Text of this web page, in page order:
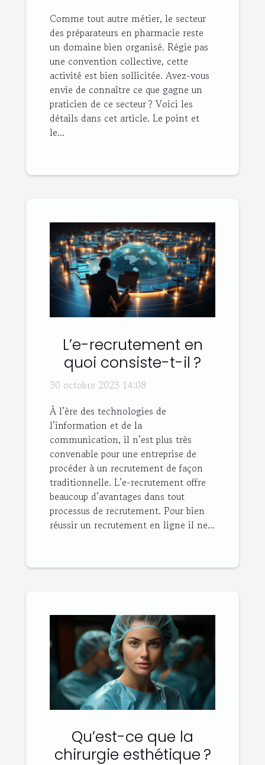
Comme tout autre métier, le secteur
des préparateurs en pharmacie reste
un domaine bien organisé. Régie pas
une convention collective, cette
activité est bien sollicitée. Avez-vous
envie de connaître ce que gagne un
praticien de ce secteur ? Voici les
détails dans cet article. Le point et
le...
L’e-recrutement en
quoi consiste-t-il ?
30 octobre 2023 14:08
À l’ère des technologies de
l’information et de la
communication, il n’est plus très
convenable pour une entreprise de
procéder à un recrutement de façon
traditionnelle. L’e-recrutement offre
beaucoup d’avantages dans tout
processus de recrutement. Pour bien
réussir un recrutement en ligne il ne...
Qu’est-ce que la
chirurgie esthétique ?